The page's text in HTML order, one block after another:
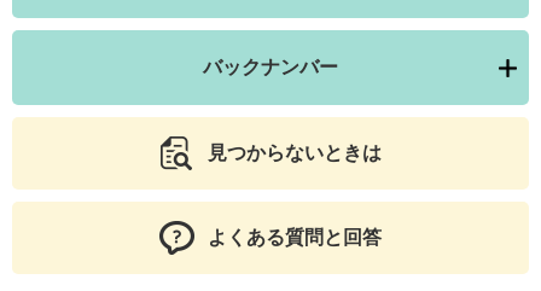
バックナンバー
見つからないときは
よくある質問と回答